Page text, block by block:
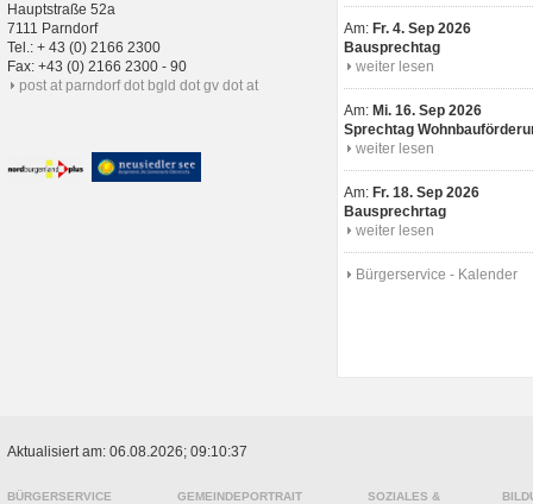
Hauptstraße 52a
7111 Parndorf
Tel.: + 43 (0) 2166 2300
Fax: +43 (0) 2166 2300 - 90
post at parndorf dot bgld dot gv dot at
Am: Fr. 4. Sep 2026
Bausprechtag
weiter lesen
Am: Mi. 16. Sep 2026
Sprechtag
weiter lesen
Am: Fr. 18. Sep 2026
Bausprechrtag
weiter lesen
Bürgerservice - Kalender
Aktualisiert am: 06.08.2026; 09:10:37
BÜRGERSERVICE
GEMEINDEPORTRAIT
SOZIALES &